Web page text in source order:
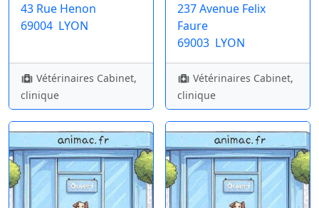
43 Rue Henon
69004 LYON
Vétérinaires Cabinet,
clinique
237 Avenue Felix
Faure
69003 LYON
Vétérinaires Cabinet,
clinique